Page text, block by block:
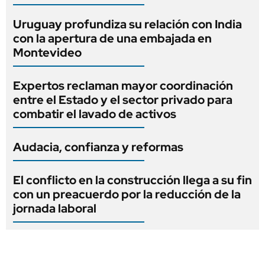
Uruguay profundiza su relación con India
con la apertura de una embajada en
Montevideo
Expertos reclaman mayor coordinación
entre el Estado y el sector privado para
combatir el lavado de activos
Audacia, confianza y reformas
El conflicto en la construcción llega a su fin
con un preacuerdo por la reducción de la
jornada laboral